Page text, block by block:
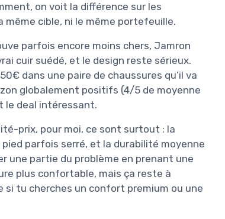
on voit la différence sur les
même cible, ni le même portefeuille.
parfois encore moins chers, Jamron
cuir suédé, et le design reste sérieux.
dans une paire de chaussures qu’il va
globalement positifs (4/5 de moyenne
le deal intéressant.
prix, pour moi, ce sont surtout : la
parfois serré, et la durabilité moyenne
une partie du problème en prenant une
plus confortable, mais ça reste à
si tu cherches un confort premium ou une